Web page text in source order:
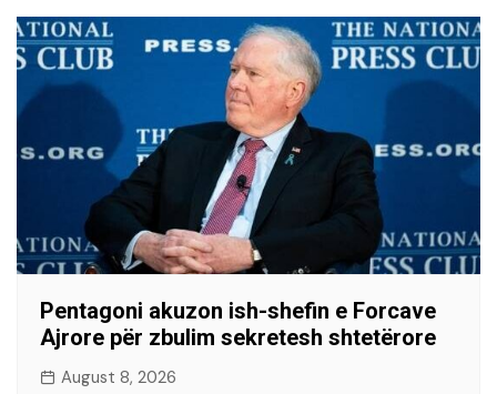
Pentagoni akuzon ish-shefin e Forcave
Ajrore për zbulim sekretesh shtetërore
August 8, 2026